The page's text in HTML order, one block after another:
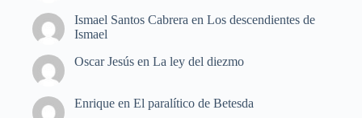
Ismael Santos Cabrera en Los descendientes de
Ismael
Oscar Jesús en La ley del diezmo
Enrique en El paralítico de Betesda